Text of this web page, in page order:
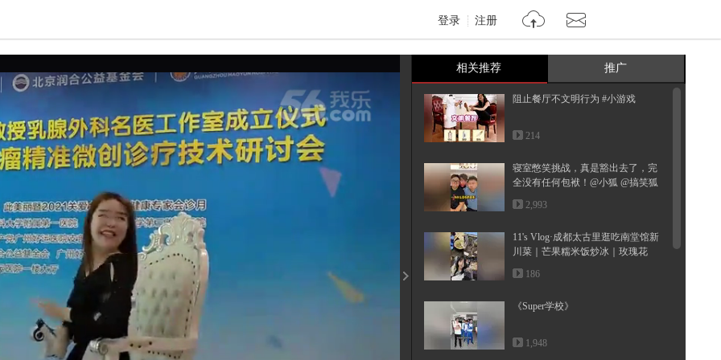
登录 注册
亮度
饱和度
相关推荐 推广
阻止餐厅不文明行为 #小游戏
214
寝室憋笑挑战，真是豁出去了，完
全没有任何包袱！@小狐 @搞笑狐
@...
2,993
11's Vlog·成都太古里逛吃南堂馆新
川菜｜芒果糯米饭炒冰｜玫瑰花
虾...
186
《Super学校》
1,948